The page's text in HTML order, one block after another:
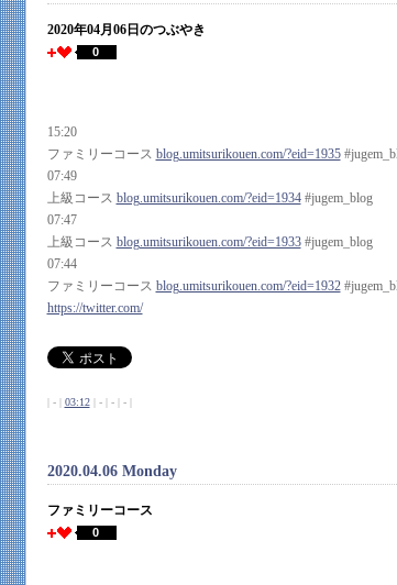
2020年04月06日のつぶやき
0
15:20
ファミリーコース blog.umitsurikouen.com/?eid=1935
07:49
上級コース blog.umitsurikouen.com/?eid=1934#jugem_blog
07:47
上級コース blog.umitsurikouen.com/?eid=1933#jugem_blog
07:44
ファミリーコース blog.umitsurikouen.com/?eid=1932
https://twitter.com/
| - | 03:12| - | - | - |
2020.04.06 Monday
ファミリーコース
0